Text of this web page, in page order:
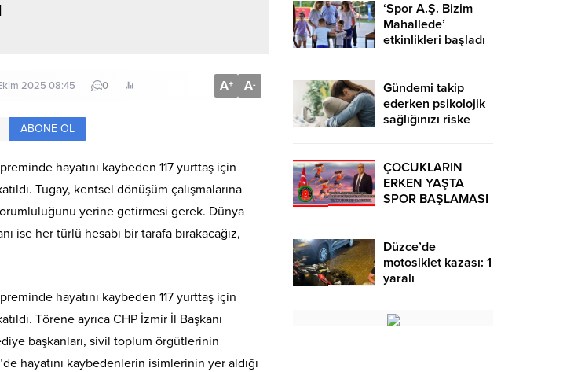
2025 08:45 0 A+ A-
ABONE OL
hayatını kaybeden 117 yurttaş için
Tugay, kentsel dönüşüm çalışmalarına
yerine getirmesi gerek. Dünya
ise her türlü hesabı bir tarafa bırakacağız,
hayatını kaybeden 117 yurttaş için
Törene ayrıca CHP İzmir İl Başkanı
başkanları, sivil toplum örgütlerinin
hayatını kaybedenlerin isimlerinin yer aldığı
‘Spor A.Ş. Bizim
Mahallede’
etkinlikleri başladı
Gündemi takip
ederken psikolojik
sağlığınızı riske
ÇOCUKLARIN
ERKEN YAŞTA
SPOR BAŞLAMASI
UZAK TUTUMUŞ
OLACAKTIR
Düzce’de
motosiklet kazası: 1
yaralı